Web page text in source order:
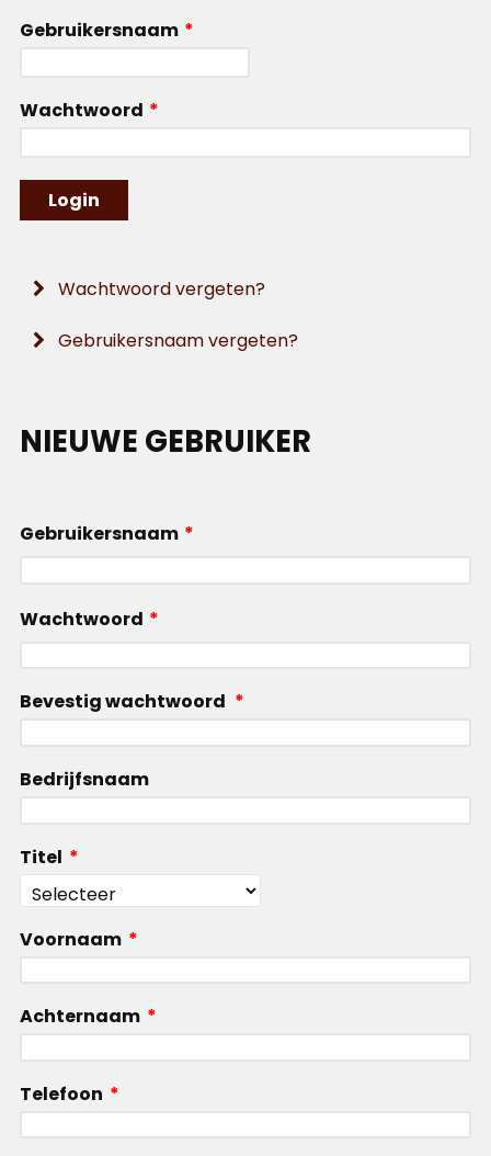
Gebruikersnaam *
Wachtwoord *
Wachtwoord vergeten?
Gebruikersnaam vergeten?
NIEUWE GEBRUIKER
Gebruikersnaam *
Wachtwoord *
Bevestig wachtwoord *
Bedrijfsnaam
Titel *
Voornaam *
Achternaam *
Telefoon *